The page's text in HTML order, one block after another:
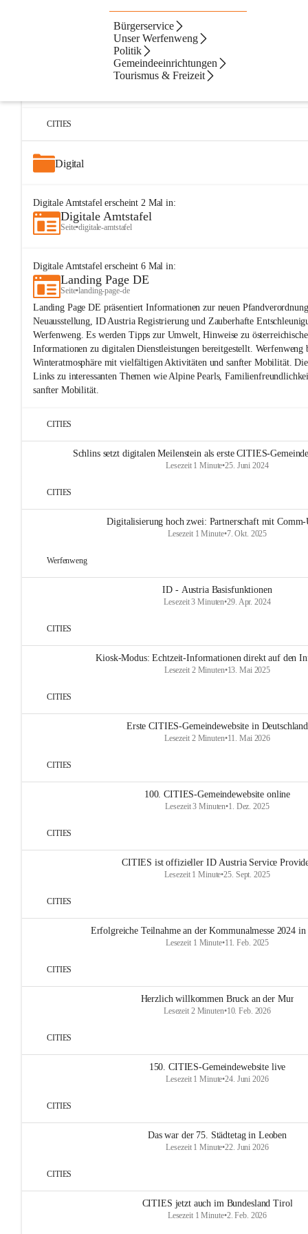
Bürgerservice
Unser Werfenweng
Politik
Gemeindeeinrichtungen
Tourismus & Freizeit
Artikel Dateien
Digitale Amtstafel
CITIES
Digital
Digitale Amtstafelerscheint 2Mal in:
Digitale Amtstafel
Seite•digitale-amtstafel
Digitale Amtstafelerscheint 6Mal in:
Landing Page DE
Seite•landing-page-de
Landing Page DE präsentiert Informationen zur neuen
Neuausstellung, ID Austria Registrierung und Zauberhafte
Werfenweng. Es werden Tipps zur Umwelt, Hinweise zu
Informationen zu digitalen Dienstleistungen bereitgestellt. Werfenweng
Winteratmosphäre mit vielfältigen Aktivitäten und sanfter Mobilität.
Links zu interessanten Themen wie Alpine Pearls,
sanfter Mobilität.
CITIES
Schlins setzt digitalen Meilenstein als erste CITIES-
Lesezeit 1 Minute•25. Juni 2024
CITIES
Digitalisierung hoch zwei: Partnerschaft mit
Lesezeit 1 Minute•7. Okt. 2025
Werfenweng
ID - Austria Basisfunktionen
Lesezeit 3 Minuten•29. Apr. 2024
CITIES
Kiosk-Modus: Echtzeit-Informationen direkt auf den
Lesezeit 2 Minuten•13. Mai 2025
CITIES
Erste CITIES-Gemeindewebsite in Deutschland
Lesezeit 2 Minuten•11. Mai 2026
CITIES
100. CITIES-Gemeindewebsite online
Lesezeit 3 Minuten•1. Dez. 2025
CITIES
CITIES ist offizieller ID Austria Service
Lesezeit 1 Minute•25. Sept. 2025
CITIES
Erfolgreiche Teilnahme an der Kommunalmesse 2024
Lesezeit 1 Minute•11. Feb. 2025
CITIES
Herzlich willkommen Bruck an der Mur
Lesezeit 2 Minuten•10. Feb. 2026
CITIES
150. CITIES-Gemeindewebsite live
Lesezeit 1 Minute•24. Juni 2026
CITIES
Das war der 75. Städtetag in Leoben
Lesezeit 1 Minute•22. Juni 2026
CITIES
CITIES jetzt auch im Bundesland Tirol
Lesezeit 1 Minute•2. Feb. 2026